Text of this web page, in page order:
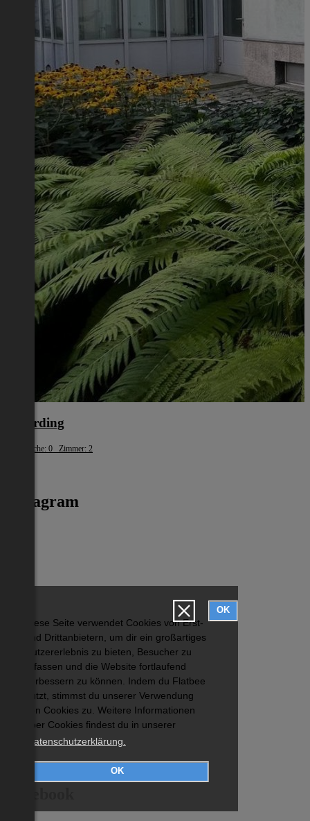
Diese Seite verwendet Cookies von Erst-
und Drittanbietern, um dir ein großartiges
Nutzererlebnis zu bieten, Besucher zu
erfassen und die Website fortlaufend
verbessern zu können. Indem du Flatbee
nutzt, stimmst du unserer Verwendung
von Cookies zu. Weitere Informationen
über Cookies findest du in unserer
Datenschutzerklärung.
OK
OK
Schärding
Wohnfläche: 0 Zimmer: 2
Instagram